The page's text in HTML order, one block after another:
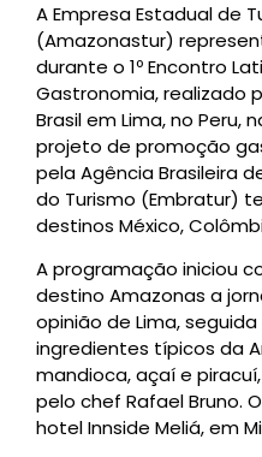
A Empresa Estadual de
(Amazonastur)
durante o 1º Encontro
Gastronomia, realizado
Brasil em Lima, no Peru,
projeto de promoção
pela Agência Brasileira
do Turismo (Embratur)
destinos México,
A programação iniciou
destino Amazonas a
opinião de Lima,
ingredientes típicos da
mandioca, açaí e
pelo chef Rafael Bruno.
hotel Innside Meliá, em